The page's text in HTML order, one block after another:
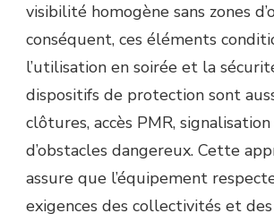
visibilité homogène sans zones
conséquent, ces éléments
l’utilisation en soirée et la
dispositifs de protection sont
clôtures, accès PMR,
d’obstacles dangereux. Cette
assure que l’équipement
exigences des collectivités et des